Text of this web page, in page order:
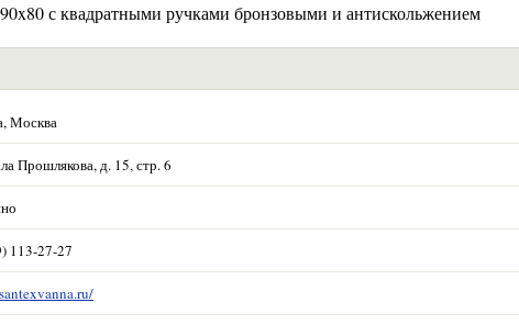
с квадратными ручками бронзовыми и антискольжением
Москва
Прошлякова, д. 15, стр. 6
113-27-27